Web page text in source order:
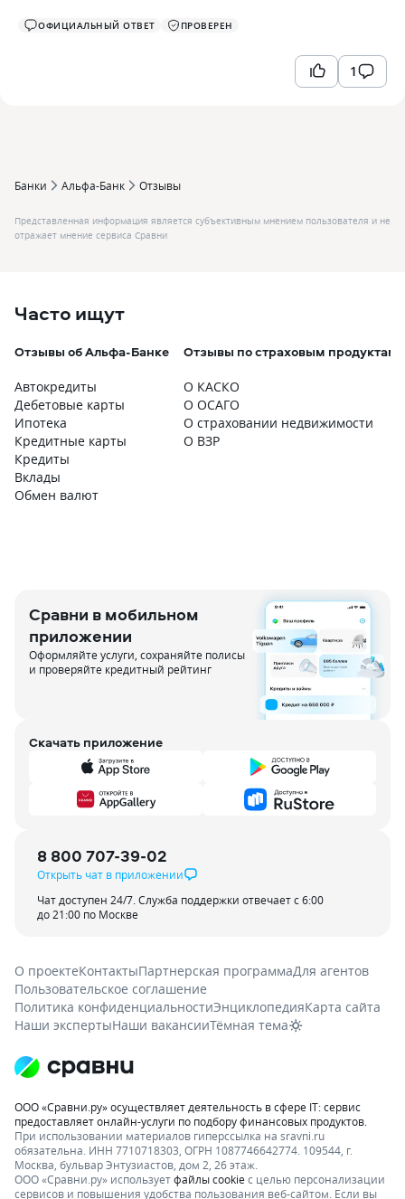
ОФИЦИАЛЬНЫЙ ОТВЕТ ПРОВЕРЕН
1
Банки Альфа-Банк Отзывы
Представленная информация является субъективным мнением пользователя и не
отражает мнение сервиса Сравни
Часто ищут
Отзывы об Альфа-Банке
Автокредиты
Дебетовые карты
Ипотека
Кредитные карты
Кредиты
Вклады
Обмен валют
Отзывы по страховым продуктам
О КАСКО
О ОСАГО
О страховании недвижимости
О ВЗР
Сравни в мобильном
приложении
Оформляйте услуги, сохраняйте полисы
и проверяйте кредитный рейтинг
Скачать приложение
8 800 707-39-02
Открыть чат в приложении
Чат доступен 24/7. Служба поддержки отвечает с 6:00
до 21:00 по Москве
О проектеКонтактыПартнерская программаДля агентов
Пользовательское соглашение
Политика конфиденциальностиЭнциклопедияКарта сайта
Наши экспертыНаши вакансииТёмная тема
ООО «Сравни.ру» осуществляет деятельность в сфере IT: сервис
предоставляет онлайн-услуги по подбору финансовых продуктов.
При использовании материалов гиперссылка на sravni.ru
обязательна. ИНН 7710718303, ОГРН 1087746642774. 109544, г.
Москва, бульвар Энтузиастов, дом 2, 26 этаж.
ООО «Сравни.ру» используетфайлы cookieс целью персонализации
сервисов и повышения удобства пользования веб-сайтом. Если вы